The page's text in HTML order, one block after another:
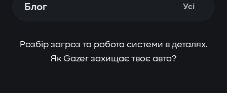
Блог Усі
Розбір загроз та робота системи в деталях.
Як Gazer захищає твоє авто?